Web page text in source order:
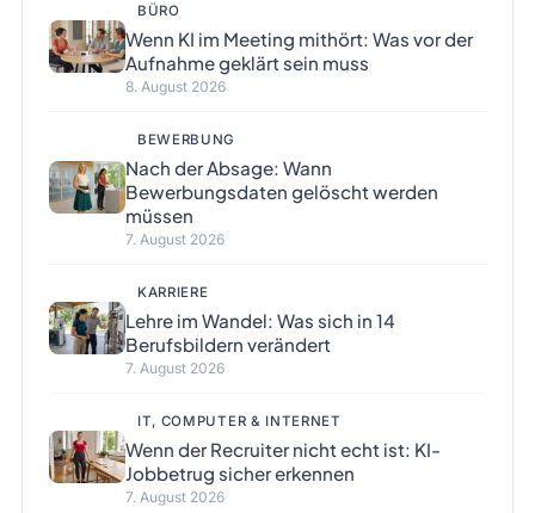
BÜRO
Wenn KI im Meeting mithört: Was vor der
Aufnahme geklärt sein muss
8. August 2026
BEWERBUNG
Nach der Absage: Wann
Bewerbungsdaten gelöscht werden
müssen
7. August 2026
KARRIERE
Lehre im Wandel: Was sich in 14
Berufsbildern verändert
7. August 2026
IT, COMPUTER & INTERNET
Wenn der Recruiter nicht echt ist: KI-
Jobbetrug sicher erkennen
7. August 2026